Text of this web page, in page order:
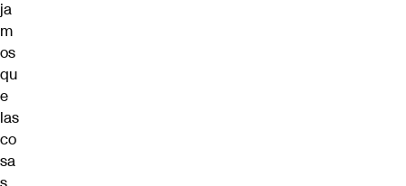
ja
m
os
qu
e
las
co
sa